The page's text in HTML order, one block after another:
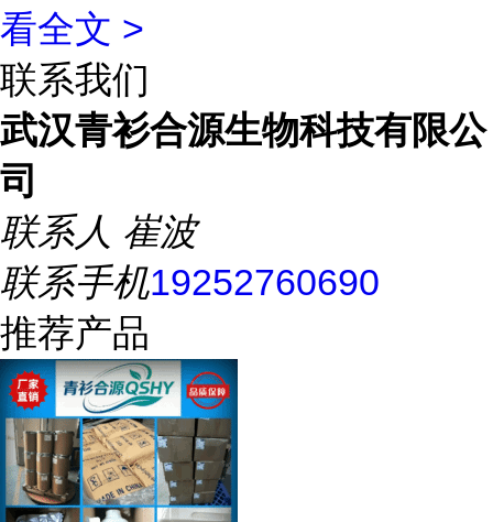
看全文 >
联系我们
武汉青衫合源生物科技有限公
司
联系人 崔波
联系手机19252760690
推荐产品